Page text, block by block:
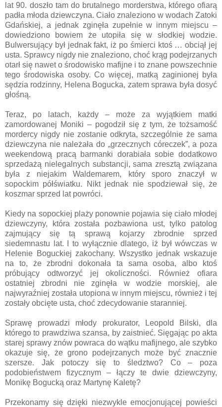
lat 90. doszło tam do brutalnego morderstwa, którego ofiarą
padła młoda dziewczyna. Ciało znaleziono w wodach Zatoki
Gdańskiej, a jednak zginęła zupełnie w innym miejscu –
dowiedziono bowiem że utopiła się w słodkiej wodzie.
Bulwersujący był jednak fakt, iż po śmierci ktoś … obciął jej
usta. Sprawcy nigdy nie znaleziono, choć krąg podejrzanych
otarł się nawet o środowisko mafijne i to znane powszechnie
tego środowiska osoby. Co więcej, matką zaginionej była
sędzia rodzinny, Helena Bogucka, zatem sprawa była dosyć
głośną.
Teraz, po latach, każdy – może za wyjątkiem matki
zamordowanej Moniki – pogodził się z tym, że tożsamość
mordercy nigdy nie zostanie odkryta, szczególnie że sama
dziewczyna nie należała do „grzecznych córeczek”, a poza
weekendową pracą barmanki dorabiała sobie dodatkowo
sprzedażą nielegalnych substancji, sama zresztą związana
była z niejakim Waldemarem, który sporo znaczył w
sopockim półświatku. Nikt jednak nie spodziewał się, że
koszmar sprzed lat powróci.
Kiedy na sopockiej plaży ponownie pojawia się ciało młodej
dziewczyny, która została pozbawiona ust, tylko patolog
zajmujący się tą sprawą kojarzy zbrodnie sprzed
siedemnastu lat. I to wyłącznie dlatego, iż był wówczas w
Helenie Boguckiej zakochany. Wszystko jednak wskazuje
na to, że zbrodni dokonała ta sama osoba, albo ktoś
próbujący odtworzyć jej okoliczności. Również ofiara
ostatniej zbrodni nie zginęła w wodzie morskiej, ale
najwyraźniej została utopiona w innym miejscu, również i tej
zostały obcięte usta, choć zdecydowanie staranniej.
Sprawę prowadzi młody prokurator, Leopold Bilski, dla
którego to prawdziwa szansa, by zaistnieć. Sięgając po akta
starej sprawy znów powraca do wątku mafijnego, ale szybko
okazuje się, że grono podejrzanych może być znacznie
szersze. Jak potoczy się to śledztwo? Co – poza
podobieństwem fizycznym – łączy te dwie dziewczyny,
Monikę Bogucką oraz Martynę Kaletę?
Przekonamy się dzięki niezwykle emocjonującej powieści